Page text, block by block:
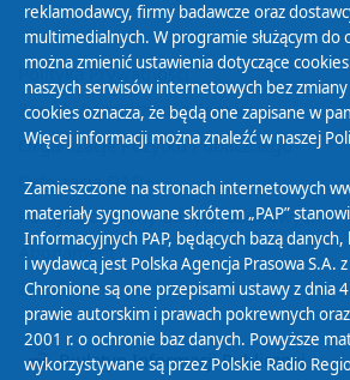
Polityka Prywatności
Zasady korzystania z Serwisu
Organizacje Pożytku Publicznego
Cyfryzacja DAB+
Polityka ochrony danych osobowych
Abonament
Zamówienia publiczne
Biuletyn Informacji Publicznej
reklamodawcy, firmy badawcze oraz
multimedialnych. W programie służącym do
można zmienić ustawienia dotyczące
naszych serwisów internetowych bez
cookies oznacza, że będą one zapisane w
Więcej informacji można znaleźć w naszej
Zamieszczone na stronach internetowych
materiały sygnowane skrótem „PAP”
Informacyjnych PAP, będących bazą
i wydawcą jest Polska Agencja Prasowa S.A.
Chronione są one przepisami ustawy z dnia
prawie autorskim i prawach pokrewnych
2001 r. o ochronie baz danych. Powyższe
wykorzystywane są przez Polskie Radio